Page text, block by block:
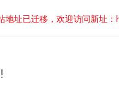
地址已迁移，欢迎访问新址